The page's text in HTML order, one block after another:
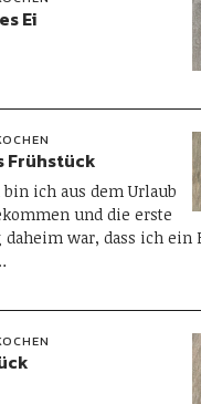
Ei
Frühstück
bin ich aus dem Urlaub
und die erste
war, dass ich ein